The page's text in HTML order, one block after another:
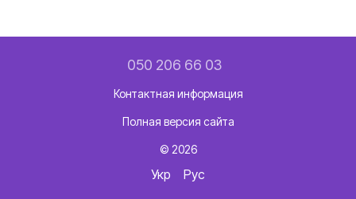
050 206 66 03
Контактная информация
Полная версия сайта
© 2026
Укр Рус